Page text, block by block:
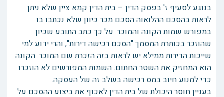
בנוגע לסעיף ז' בפסק הדין – בית הדין קמא ציין שלא ניתן
לראות בהסכם ההלואוה הסכם מכר כיוון שלא נכתבו בו
במפורש שמות הקונה והמוכר. על כך כתב התובע שכיון
שהוזכר בכותרת המסמך "הסכם רכישה דירות", והרי ידוע למי
שייכות הדירות ממילא יש לראות בזה הזכרת שם המוכר. הקונה
הוא המחזיק את השטר החתום. השמות המפורשים לא הוזכרו
כדי למנוע חיוב במס רכישה בשלב זה של העסקה.
בעניין חוסר היכולת של בית הדין לאכוף את ביצוע ההסכם על